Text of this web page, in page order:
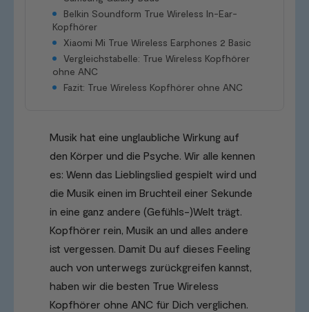
Belkin Soundform True Wireless In-Ear-
Kopfhörer
Xiaomi Mi True Wireless Earphones 2 Basic
Vergleichstabelle: True Wireless Kopfhörer
ohne ANC
Fazit: True Wireless Kopfhörer ohne ANC
Musik hat eine unglaubliche Wirkung auf
den Körper und die Psyche. Wir alle kennen
es: Wenn das Lieblingslied gespielt wird und
die Musik einen im Bruchteil einer Sekunde
in eine ganz andere (Gefühls-)Welt trägt.
Kopfhörer rein, Musik an und alles andere
ist vergessen. Damit Du auf dieses Feeling
auch von unterwegs zurückgreifen kannst,
haben wir die besten True Wireless
Kopfhörer ohne ANC für Dich verglichen.